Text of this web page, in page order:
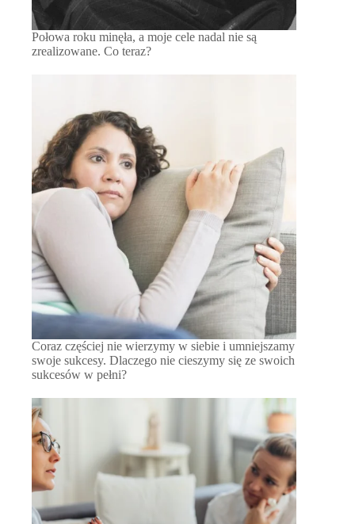
Połowa roku minęła, a moje cele nadal nie są
zrealizowane. Co teraz?
Coraz częściej nie wierzymy w siebie i umniejszamy
swoje sukcesy. Dlaczego nie cieszymy się ze swoich
sukcesów w pełni?